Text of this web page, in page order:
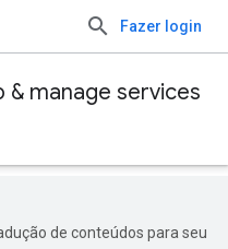
Fazer login
& manage services
de conteúdos para seu